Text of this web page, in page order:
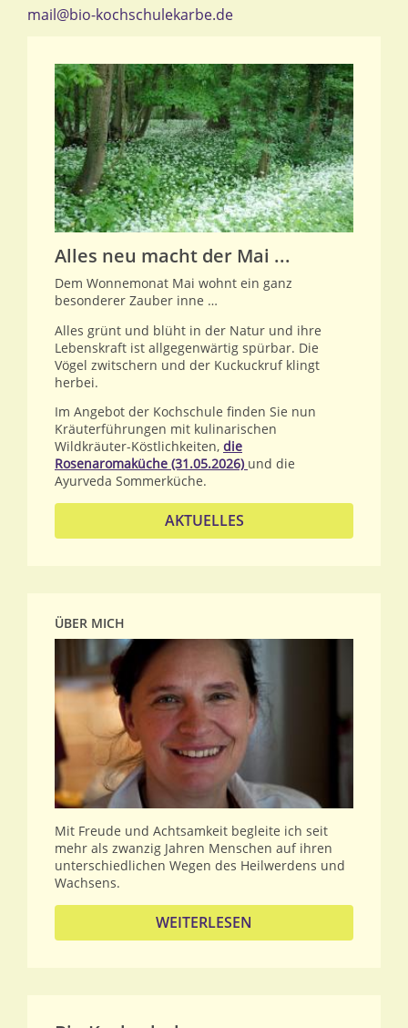
mail@bio-kochschulekarbe.de
Alles neu macht der Mai ...
Dem Wonnemonat Mai wohnt ein ganz
besonderer Zauber inne …
Alles grünt und blüht in der Natur und ihre
Lebenskraft ist allgegenwärtig spürbar. Die
Vögel zwitschern und der Kuckuckruf klingt
herbei.
Im Angebot der Kochschule finden Sie nun
Kräuterführungen mit kulinarischen
Wildkräuter-Köstlichkeiten, die
Rosenaromaküche (31.05.2026) und die
Ayurveda Sommerküche.
AKTUELLES
ÜBER MICH
Mit Freude und Achtsamkeit begleite ich seit
mehr als zwanzig Jahren Menschen auf ihren
unterschiedlichen Wegen des Heilwerdens und
Wachsens.
WEITERLESEN